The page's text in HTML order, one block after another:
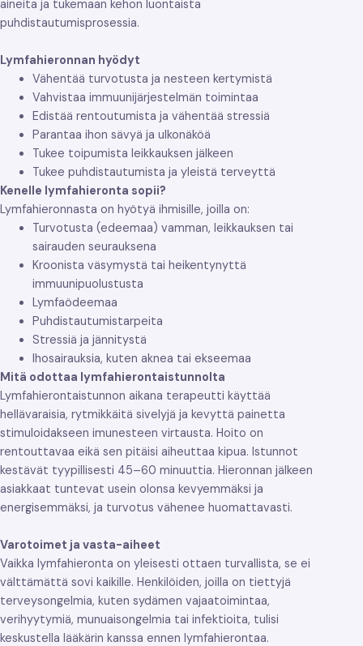
aineita ja tukemaan kehon luontaista
puhdistautumisprosessia.
Lymfahieronnan hyödyt
Vähentää turvotusta ja nesteen kertymistä
Vahvistaa immuunijärjestelmän toimintaa
Edistää rentoutumista ja vähentää stressiä
Parantaa ihon sävyä ja ulkonäköä
Tukee toipumista leikkauksen jälkeen
Tukee puhdistautumista ja yleistä terveyttä
Kenelle lymfahieronta sopii?
Lymfahieronnasta on hyötyä ihmisille, joilla on:
Turvotusta (edeemaa) vamman, leikkauksen tai
sairauden seurauksena
Kroonista väsymystä tai heikentynyttä
immuunipuolustusta
Lymfaödeemaa
Puhdistautumistarpeita
Stressiä ja jännitystä
Ihosairauksia, kuten aknea tai ekseemaa
Mitä odottaa lymfahierontaistunnolta
Lymfahierontaistunnon aikana terapeutti käyttää
hellävaraisia, rytmikkäitä sivelyjä ja kevyttä painetta
stimuloidakseen imunesteen virtausta. Hoito on
rentouttavaa eikä sen pitäisi aiheuttaa kipua. Istunnot
kestävät tyypillisesti 45–60 minuuttia. Hieronnan jälkeen
asiakkaat tuntevat usein olonsa kevyemmäksi ja
energisemmäksi, ja turvotus vähenee huomattavasti.
Varotoimet ja vasta-aiheet
Vaikka lymfahieronta on yleisesti ottaen turvallista, se ei
välttämättä sovi kaikille. Henkilöiden, joilla on tiettyjä
terveysongelmia, kuten sydämen vajaatoimintaa,
verihyytymiä, munuaisongelmia tai infektioita, tulisi
keskustella lääkärin kanssa ennen lymfahierontaa.